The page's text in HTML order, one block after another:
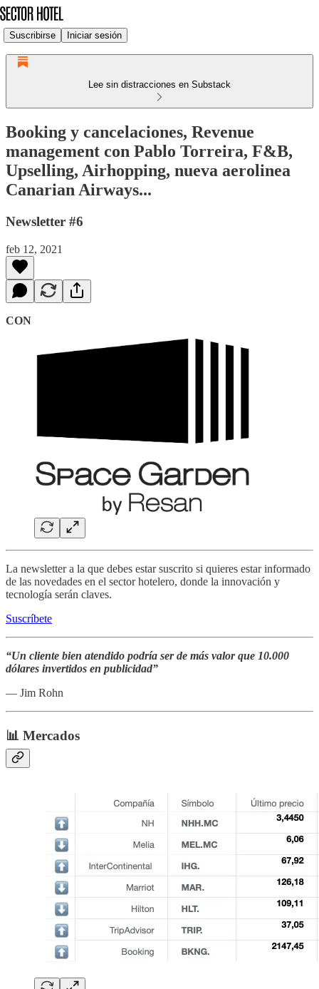
Suscribirse Iniciar sesión
Lee sin distracciones en Substack
Booking y cancelaciones, Revenue
management con Pablo Torreira, F&B,
Upselling, Airhopping, nueva aerolinea
Canarian Airways...
Newsletter #6
feb 12, 2021
CON
La newsletter a la que debes estar suscrito si quieres estar informado
de las novedades en el sector hotelero, donde la innovación y
tecnología serán claves.
Suscríbete
“Un cliente bien atendido podría ser de más valor que 10.000
dólares invertidos en publicidad”
— Jim Rohn
📊 Mercados